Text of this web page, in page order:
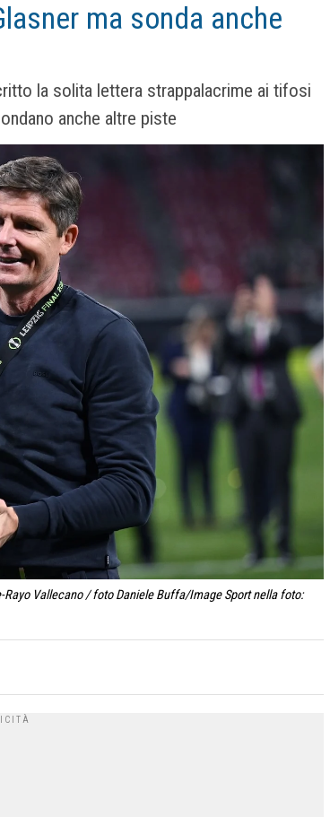
ma sonda anche
la solita lettera strappalacrime ai tifosi
anche altre piste
Vallecano / foto Daniele Buffa/Image Sport nella foto: